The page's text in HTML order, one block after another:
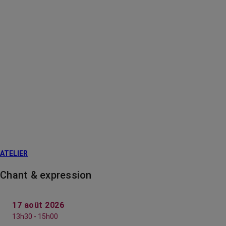
ATELIER
Chant & expression
17 août 2026
13h30 - 15h00